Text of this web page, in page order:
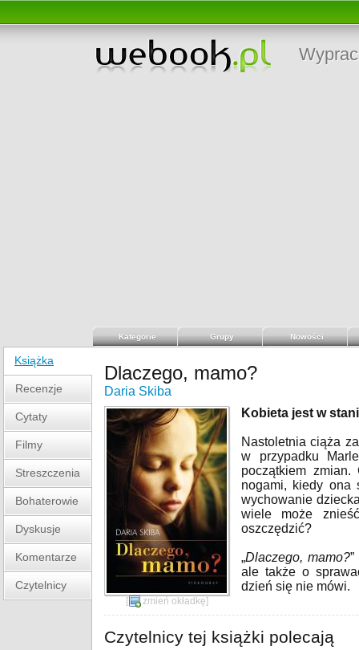
Kategorie Grupy Nowości
Książka
Recenzje
Cytaty
Filmy
Streszczenia
Bohaterowie
Dyskusje
Komentarze
Czytelnicy
Dlaczego, mamo?
Daria Skiba
[ zmień okładkę]
Kobieta jest w
Nastoletnia ciąża
w przypadku
początkiem
nogami, kiedy ona
wychowanie
wiele może
oszczędzić?
„Dlaczego, mamo?
ale także o
dzień się nie mówi.
Czytelnicy tej książki polecają